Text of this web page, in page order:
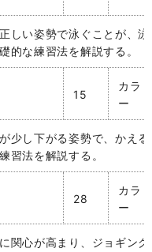
しい姿勢で泳ぐことが、
的な練習法を解説する。
15
カラ
ー
少し下がる姿勢で、かえ
習法を解説する。
28
カラ
ー
関心が高まり、ジョギン